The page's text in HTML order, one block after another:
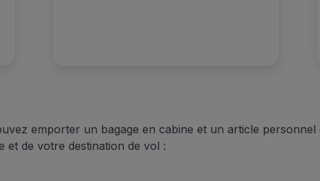
emporter un bagage en cabine et un article personnel
et de votre destination de vol :